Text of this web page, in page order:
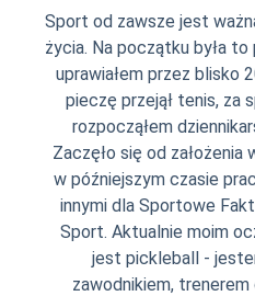
Sport od zawsze jest
życia. Na początku była to
uprawiałem przez blisko
pieczę przejął tenis, za
rozpocząłem
Zaczęło się od założenia
w późniejszym czasie
innymi dla Sportowe
Sport. Aktualnie moim
jest pickleball -
zawodnikiem, trenerem